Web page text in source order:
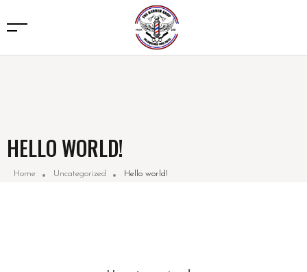
HELLO WORLD!
Home Uncategorized Hello world!